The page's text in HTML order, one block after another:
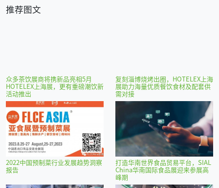
推荐图文
众多茶饮展商将携新品亮相5月
HOTELEX上海展，更有重磅潮饮新
活动推出
复刻淄博烧烤出圈，HOTELEX上海
展助力海量优质餐饮食材及配套供
需对接
2022中国预制菜行业发展趋势洞察
报告
打造华南世界食品贸易平台，SIAL
China华南国际食品展迎来参展高
峰期